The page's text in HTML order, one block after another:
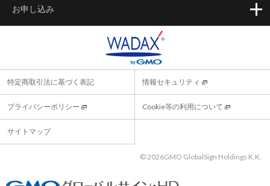
お申し込み
特定商取引法に基づく表記 情報セキュリティ
プライバシーポリシー Cookie等の利用について
サイトマップ
©2026GMO GlobalSign Holdings K.K.